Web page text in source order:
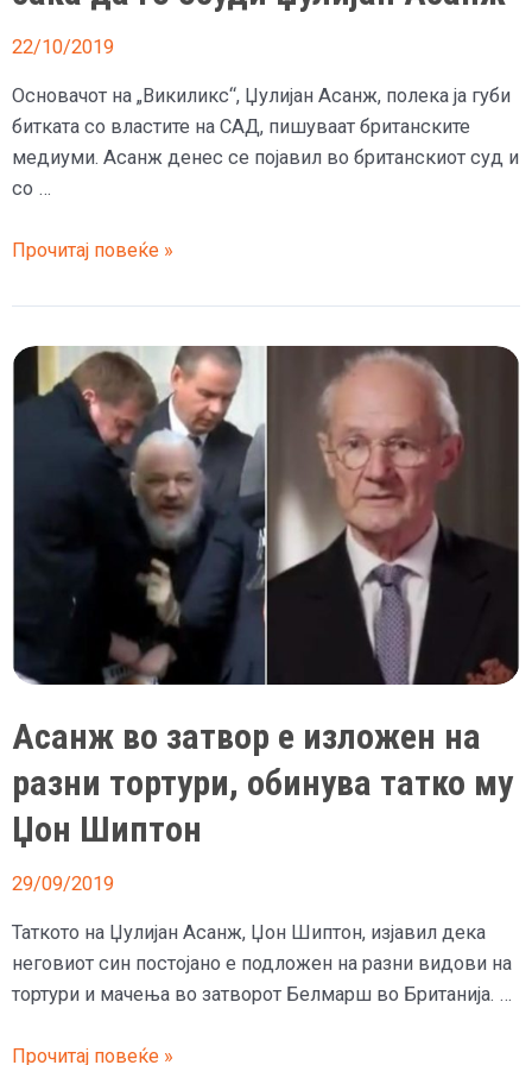
22/10/2019
Основачот на „Викиликс“, Џулијан Асанж, полека ја губи
битката со властите на САД, пишуваат британските
медиуми. Асанж денес се појавил во британскиот суд и
со …
(Видео)
по
секоја
сака
Асанж
Прочитај повеќе »
Асанж во затвор е изложен на
разни тортури, обинува татко му
Џон Шиптон
29/09/2019
Таткото на Џулијан Асанж, Џон Шиптон, изјавил дека
неговиот син постојано е подложен на разни видови на
тортури и мачења во затворот Белмарш во Британија. …
Асанж
Прочитај повеќе »